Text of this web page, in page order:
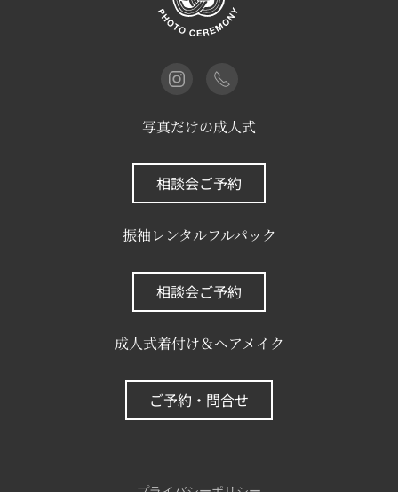
写真だけの成人式
相談会ご予約
振袖レンタルフルパック
相談会ご予約
成人式着付け＆ヘアメイク
ご予約・問合せ